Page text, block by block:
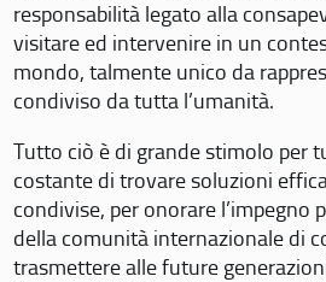
responsabilità legato alla
visitare ed intervenire in un
mondo, talmente unico da
condiviso da tutta l’umanità.
Tutto ciò è di grande stimolo per
costante di trovare soluzioni
condivise, per onorare l’impegno
della comunità internazionale di
trasmettere alle future